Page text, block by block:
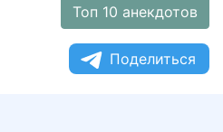
Топ 10 анекдотов
Поделиться